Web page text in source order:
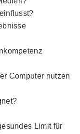
Computer nutzen
Limit für